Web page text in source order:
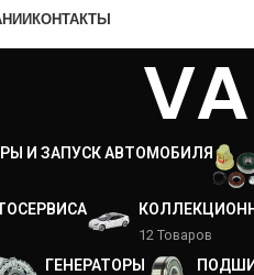
КОНТАКТЫ
И ЗАПУСК АВТОМОБИЛЯ
12 Товаров
ГЕНЕРАТОРЫ